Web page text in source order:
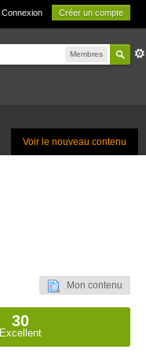
Connexion Créer un compte
Membres
Voir le nouveau contenu
Mon contenu
30
Excellent